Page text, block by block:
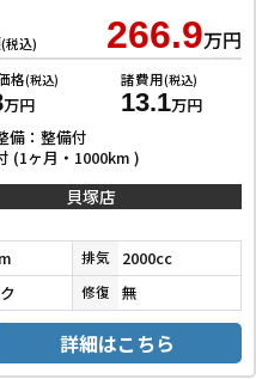
(税込) 266.9万円
格(税込)
万円
諸費用(税込)
13.1万円
備：整備付
(1ヶ月・1000km )
貝塚店
排気 2000cc
修復 無
詳細はこちら